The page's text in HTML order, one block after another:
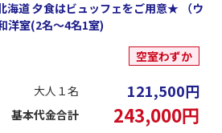
海道 夕食はビュッフェをご用意★ （ウ
洋室(2名～4名1室)
空室わずか
大人１名 121,500円
基本代金合計 243,000円